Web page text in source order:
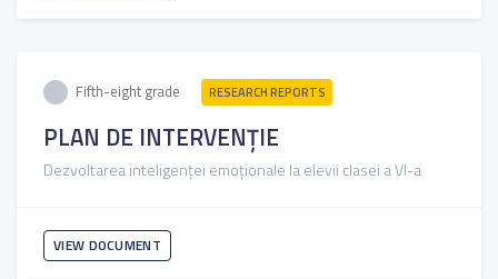
Fifth-eight grade RESEARCH REPORTS
PLAN DE INTERVENȚIE
Dezvoltarea inteligenței emoționale la elevii clasei a VI-a
VIEW DOCUMENT